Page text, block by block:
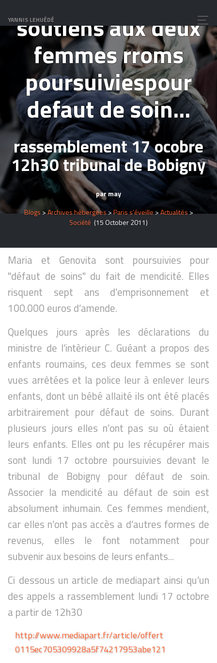
YANNIS LEHUÉDÉ
soutiens aux deux
femmes rroms
poursuiviespour
defaut de soin...
rassemblement 17 ocobre
12h30 tribunal de Bobigny
par may
Blogs>Archives hébergées>Paris s’éveille>Actualités>
Société (15 October 2011)
Maria et Genovita sont poursuivies pour
"défaut de soins" du fait de mendicité. Elles
risquent sept ans d’emprisonnement et
100.000 euros d’amende.
Quelques jours après les déclarations du
ministre de l’intèrieur C. Guéant a propos des
enfants roumains, ces deux femmes se sont
vues arrêtées et la police leur à enlever leurs
enfants, dont un bébé allaité ils ont été placés
arbitrairement pour défaut de soins. Durant
plusieurs jours elles n’ont pas su où étaient
leurs enfants. Elles ont pu les récupérer mais
sont lundi 17 octobre poursuivies devant le
tribunal de Bobigny pour défaut de soin.
Associer la mendicité au défaut de soin est
absolument inhumain. Ces femmes mendient,
car elles n’ont pas accès a d’autres formes de
revenus, elles le font notamment pour
subvenir aux besoins de leurs enfants...
Ci dessous un article de mediapart ainsi qu’un
des appels a rassemblement lundi 17 octobre
a partir de 12h30
http://www.mediapart.fr/article/offert
0115ec705309928a5f74217953abe121